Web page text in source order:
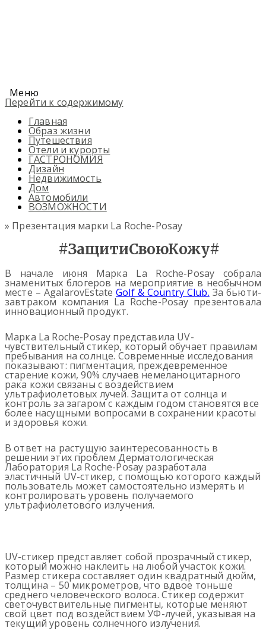
Меню
Перейти к содержимому
Главная
Образ жизни
Путешествия
Отели и курорты
ГАСТРОНОМИЯ
Дизайн
Недвижимость
Дом
Автомобили
ВОЗМОЖНОСТИ
» Презентация марки La Roche-Posay
#ЗащитиСвоюКожу#
В начале июня Марка La Roche-Posay собрала
знаменитых блогеров на мероприятие в необычном
месте – AgalarovEstateGolf & Country Club. За бьюти-
завтраком компания La Roche-Posay презентовала
инновационный продукт.
Марка La Roche-Posay представила UV-
чувствительный стикер, который обучает правилам
пребывания на солнце. Современные исследования
показывают: пигментация, преждевременное
старение кожи, 90% случаев немеланоцитарного
рака кожи связаны с воздействием
ультрафиолетовых лучей. Защита от солнца и
контроль за загаром с каждым годом становятся все
более насущными вопросами в сохранении красоты
и здоровья кожи.
В ответ на растущую заинтересованность в
решении этих проблем Дерматологическая
Лаборатория La Roche-Posay разработала
эластичный UV-стикер, с помощью которого каждый
пользователь может самостоятельно измерять и
контролировать уровень получаемого
ультрафиолетового излучения.
UV-стикер представляет собой прозрачный стикер,
который можно наклеить на любой участок кожи.
Размер стикера составляет один квадратный дюйм,
толщина – 50 микрометров, что вдвое тоньше
среднего человеческого волоса. Стикер содержит
светочувствительные пигменты, которые меняют
свой цвет под воздействием УФ-лучей, указывая на
текущий уровень солнечного излучения.